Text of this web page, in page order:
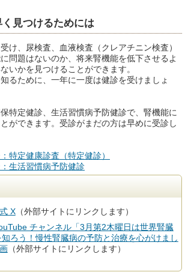
見つけるためには
け、尿検査、血液検査（クレアチニン検査）
問題はないのか、将来腎機能を低下させるよ
いかを見つけることができます。
るために、一年に一度は健診を受けましょ
特定健診、生活習慣病予防健診で、腎機能に
ができます。受診がまだの方は早めに受診し
特定健康診査（特定健診）
生活習慣病予防健診
X（外部サイトにリンクします）
チャンネル「3月第2木曜日は世界腎臓
ろう！慢性腎臓病の予防と治療を心がけまし
（外部サイトにリンクします）